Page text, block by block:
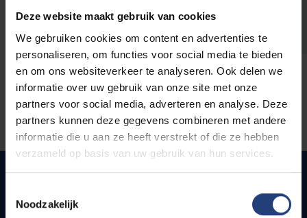
Deze website maakt gebruik van cookies
We gebruiken cookies om content en advertenties te
personaliseren, om functies voor social media te bieden
en om ons websiteverkeer te analyseren. Ook delen we
informatie over uw gebruik van onze site met onze
partners voor social media, adverteren en analyse. Deze
partners kunnen deze gegevens combineren met andere
informatie die u aan ze heeft verstrekt of die ze hebben
verzameld op basis van uw gebruik van hun services.
Noodzakelijk
Snel naar